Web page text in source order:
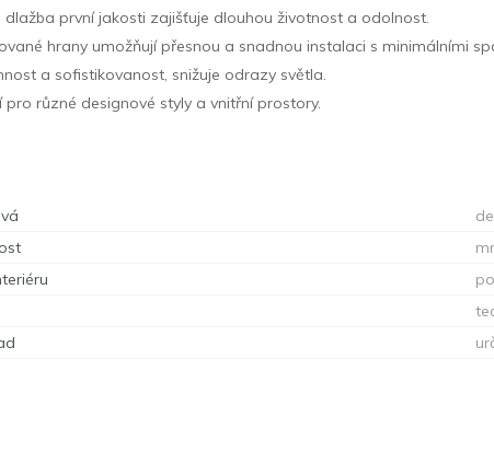
dlažba první jakosti zajišťuje dlouhou životnost a odolnost.
hrany umožňují přesnou a snadnou instalaci s minimálními
a sofistikovanost, snižuje odrazy světla.
pro různé designové styly a vnitřní prostory.